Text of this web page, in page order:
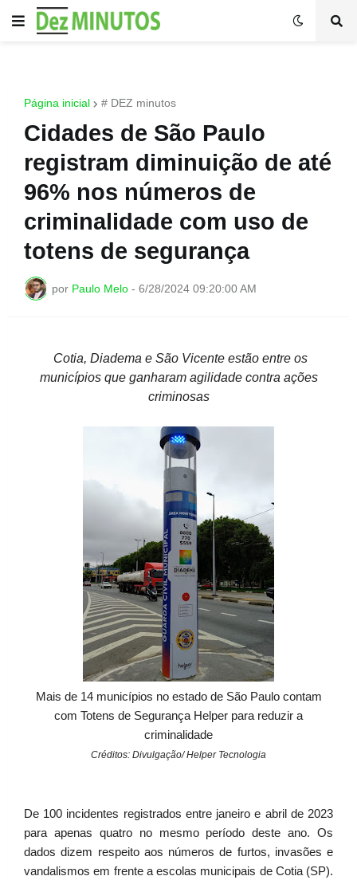
Página inicial # DEZ minutos
Cidades de São Paulo
registram diminuição de até
96% nos números de
criminalidade com uso de
totens de segurança
por Paulo Melo - 6/28/2024 09:20:00 AM
Cotia, Diadema e São Vicente estão entre os
municípios que ganharam agilidade contra ações
criminosas
Mais de 14 municípios no estado de São Paulo contam
com Totens de Segurança Helper para reduzir a
criminalidade
Créditos: Divulgação/ Helper Tecnologia
De 100 incidentes registrados entre janeiro e abril de 2023
para apenas quatro no mesmo período deste ano. Os
dados dizem respeito aos números de furtos, invasões e
vandalismos em frente a escolas municipais de Cotia (SP).